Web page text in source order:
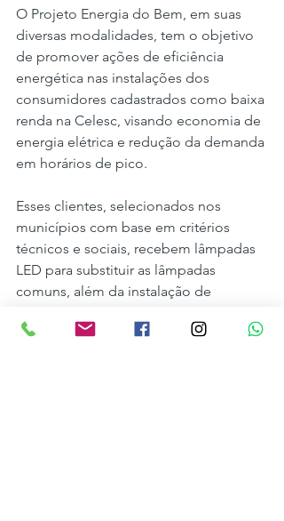
O Projeto Energia do Bem, em suas
diversas modalidades, tem o objetivo
de promover ações de eficiência
energética nas instalações dos
consumidores cadastrados como baixa
renda na Celesc, visando economia de
energia elétrica e redução da demanda
em horários de pico.
Esses clientes, selecionados nos
municípios com base em critérios
técnicos e sociais, recebem lâmpadas
LED para substituir as lâmpadas
comuns, além da instalação de
energia solar, instalação de sistemas